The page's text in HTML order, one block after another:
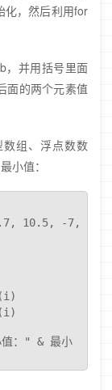
化，然后利用for
，并用括号里面
面的两个元素值
组、浮点数数
小值：
10.5, -7, 19,
：" & 最小